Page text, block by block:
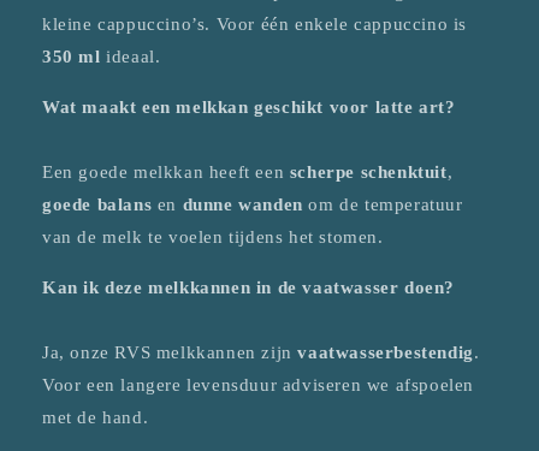
kleine cappuccino’s. Voor één enkele cappuccino is
350 ml ideaal.
Wat maakt een melkkan geschikt voor latte art?
Een goede melkkan heeft een scherpe schenktuit,
goede balans en dunne wanden om de temperatuur
van de melk te voelen tijdens het stomen.
Kan ik deze melkkannen in de vaatwasser doen?
Ja, onze RVS melkkannen zijnvaatwasserbestendig.
Voor een langere levensduur adviseren we afspoelen
met de hand.